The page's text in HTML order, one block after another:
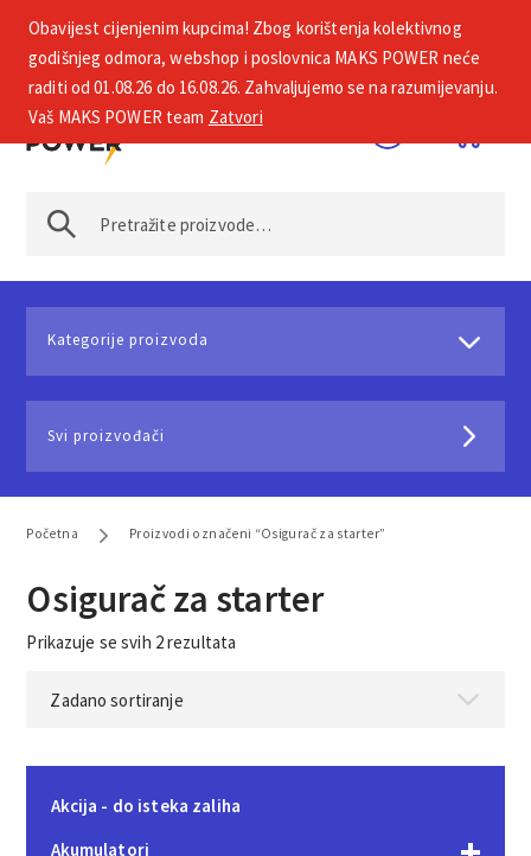
+385 1 2002 575
Kategorije proizvoda
Svi proizvođači
Početna Proizvodi označeni “Osigurač za starter”
Osigurač za starter
Prikazuje se svih 2 rezultata
Akcija - do isteka zaliha
Akumulatori
Obavijest cijenjenim kupcima! Zbog korištenja kolektivnog
godišnjeg odmora, webshop i poslovnica MAKS POWER neće
raditi od 01.08.26 do 16.08.26. Zahvaljujemo se na razumijevanju.
Vaš MAKS POWER team Zatvori